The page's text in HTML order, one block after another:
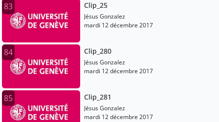
83 Clip_25
Jésus Gonzalez
mardi 12 décembre 2017
84 Clip_280
Jésus Gonzalez
mardi 12 décembre 2017
85 Clip_281
Jésus Gonzalez
mardi 12 décembre 2017